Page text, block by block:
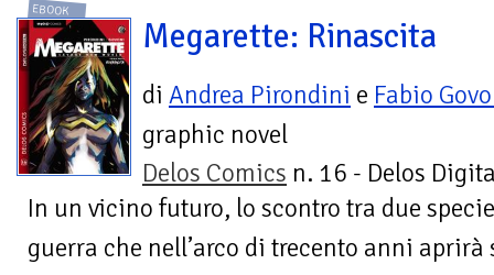
EBOOK
Megarette: Rinascita
di Andrea Pirondini e Fabio
graphic novel
Delos Comics n. 16 - Delos
In un vicino futuro, lo scontro tra due
guerra che nell’arco di trecento anni